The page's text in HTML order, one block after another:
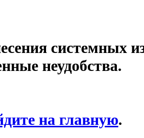
системных
неудобства.
на главную.